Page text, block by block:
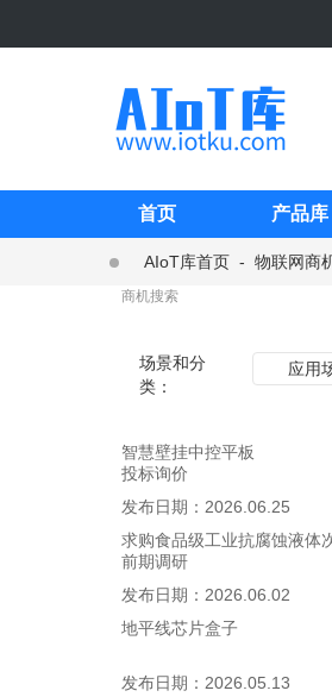
首页 产品库
AIoT库首页 - 物联网商
场景和分
类：
应用
智慧壁挂中控平板
投标询价
发布日期： 2026.06.25
求购食品级工业抗腐蚀液体
前期调研
发布日期： 2026.06.02
地平线芯片盒子
发布日期： 2026.05.13